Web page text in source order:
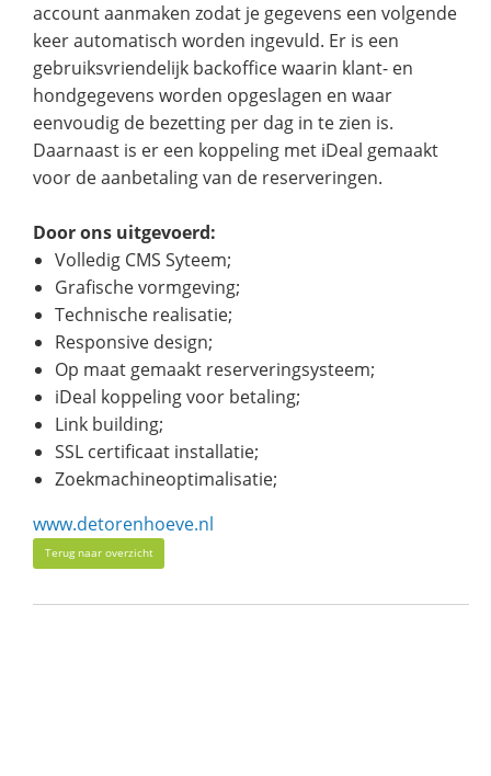
account aanmaken zodat je gegevens een volgende
keer automatisch worden ingevuld. Er is een
gebruiksvriendelijk backoffice waarin klant- en
hondgegevens worden opgeslagen en waar
eenvoudig de bezetting per dag in te zien is.
Daarnaast is er een koppeling met iDeal gemaakt
voor de aanbetaling van de reserveringen.
Door ons uitgevoerd:
Volledig CMS Syteem;
Grafische vormgeving;
Technische realisatie;
Responsive design;
Op maat gemaakt reserveringsysteem;
iDeal koppeling voor betaling;
Link building;
SSL certificaat installatie;
Zoekmachineoptimalisatie;
www.detorenhoeve.nl
Terug naar overzicht